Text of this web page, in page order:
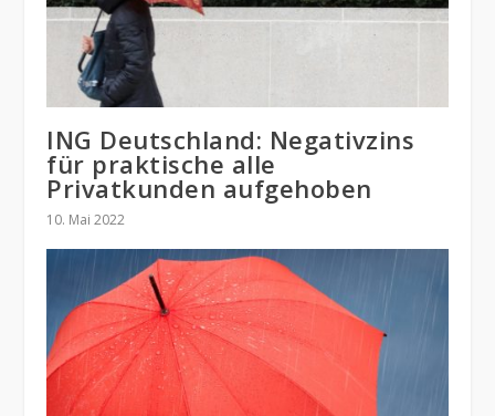
ING Deutschland: Negativzins
für praktische alle
Privatkunden aufgehoben
10. Mai 2022